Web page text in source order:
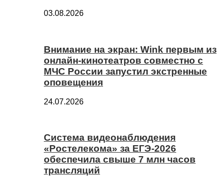
03.08.2026
Внимание на экран: Wink первым из
онлайн-кинотеатров совместно с
МЧС России запустил экстренные
оповещения
24.07.2026
Система видеонаблюдения
«Ростелекома» за ЕГЭ-2026
обеспечила свыше 7 млн часов
трансляций